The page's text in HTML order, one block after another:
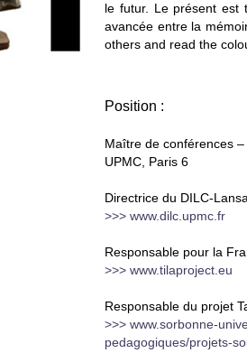
le futur. Le présent est
avancée entre la
others and read the
Position :
Maître de conférences
UPMC, Paris 6
Directrice du DILC-
>>> www.dilc.upmc.fr
Responsable pour la
>>> www.tilaproject.eu
Responsable du projet
>>> www.sorbonne-
pedagogiques/projets-